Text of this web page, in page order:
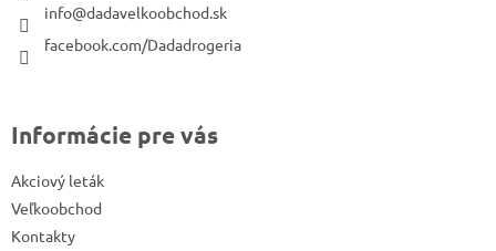
info@dadavelkoobchod.sk
facebook.com/Dadadrogeria
Informácie pre vás
Akciový leták
Veľkoobchod
Kontakty